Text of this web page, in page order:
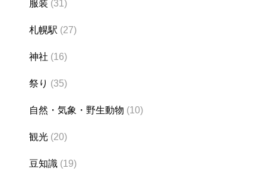
服装 (31)
札幌駅 (27)
神社 (16)
祭り (35)
自然・気象・野生動物 (10)
観光 (20)
豆知識 (19)